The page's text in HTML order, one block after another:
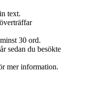
text.
30 ord.
sedan du besökte
mer information.